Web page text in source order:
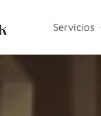
Servicios